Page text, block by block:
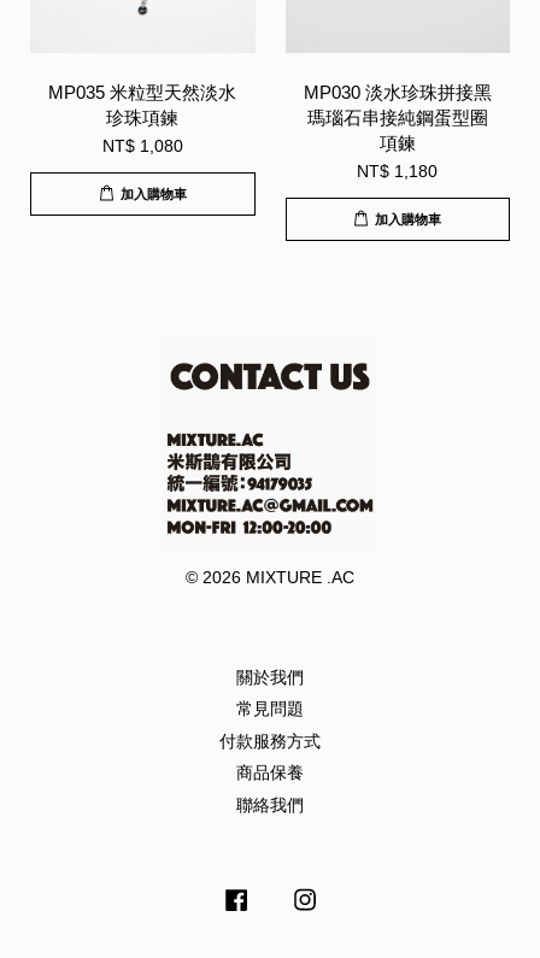
MP035 米粒型天然淡水
珍珠項鍊
NT$ 1,080
加入購物車
MP030 淡水珍珠拼接黑
瑪瑙石串接純鋼蛋型圈
項鍊
NT$ 1,180
加入購物車
© 2026 MIXTURE .AC
關於我們
常見問題
付款服務方式
商品保養
聯絡我們
Facebook